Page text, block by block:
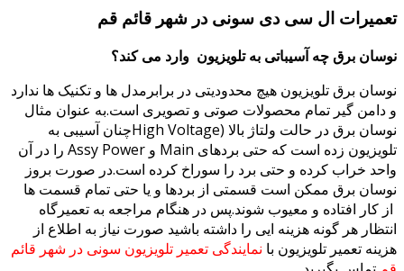
ال سی دی سونی در شهر قائم قم
برق چه آسیباتی به تلویزیون وارد می کند؟
برق تلویزیون هیچ محدودیتی در برابرمدل ها و تکنیک ها ندارد
گیر تمام محصولات صوتی و تصویری است.به عنوان مثال
نوسان برق در حالت ولتاژ بالا (High Voltageچنان آسیبی به
تلویزیون زده است که حتی بردهای Main و Assy Power را در آن
خراب کرده و حتی برد را سوراخ کرده است.در صورت بروز
برق ممکن است قسمتی از بردها و یا حتی تمام قسمت ها
کار افتاده و معیوب شوند.پس در هنگام مراجعه به تعمیرگاه
هر گونه هزینه ایی را داشته باشید صورت نیاز به اطلاع از
تعمیر تلویزیون با نمایندگی تعمیر تلویزیون سونی در شهر قائم